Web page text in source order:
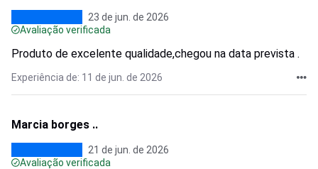
23 de jun. de 2026
Avaliação verificada
Produto de excelente qualidade,chegou na data prevista .
Experiência de: 11 de jun. de 2026
Marcia borges ..
21 de jun. de 2026
Avaliação verificada